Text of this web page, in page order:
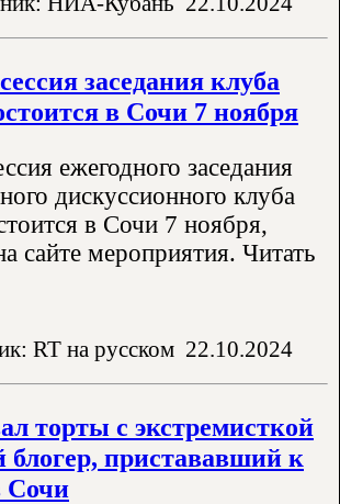
заседания клуба
в Сочи 7 ноября
ежегодного заседания
дискуссионного клуба
в Сочи 7 ноября,
сайте мероприятия. Читать
RT на русском 22.10.2024
торты с экстремисткой
блогер, пристававший к
Сочи